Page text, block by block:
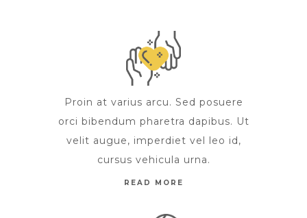
Proin at varius arcu. Sed posuere
orci bibendum pharetra dapibus. Ut
velit augue, imperdiet vel leo id,
cursus vehicula urna.
READ MORE